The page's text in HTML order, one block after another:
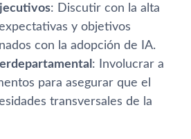
: Discutir con la alta
y objetivos
con la adopción de IA.
: Involucrar a
para asegurar que el
transversales de la